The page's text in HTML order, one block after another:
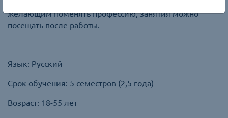
желающим поменять профессию, занятия можно
посещать после работы.
Язык: Русский
Срок обучения: 5 семестров (2,5 года)
Возраст: 18-55 лет